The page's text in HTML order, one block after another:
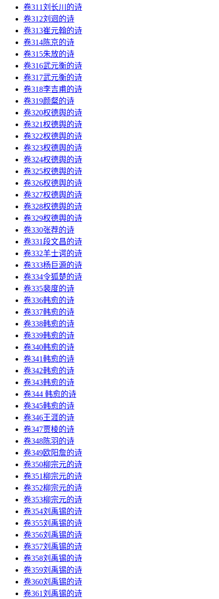
卷311刘长川的诗
卷312刘迥的诗
卷313崔元翰的诗
卷314陈京的诗
卷315朱放的诗
卷316武元衡的诗
卷317武元衡的诗
卷318李吉甫的诗
卷319颜粲的诗
卷320权德舆的诗
卷321权德舆的诗
卷322权德舆的诗
卷323权德舆的诗
卷324权德舆的诗
卷325权德舆的诗
卷326权德舆的诗
卷327权德舆的诗
卷328权德舆的诗
卷329权德舆的诗
卷330张荐的诗
卷331段文昌的诗
卷332羊士谔的诗
卷333杨巨源的诗
卷334令狐楚的诗
卷335裴度的诗
卷336韩愈的诗
卷337韩愈的诗
卷338韩愈的诗
卷339韩愈的诗
卷340韩愈的诗
卷341韩愈的诗
卷342韩愈的诗
卷343韩愈的诗
卷344 韩愈的诗
卷345韩愈的诗
卷346王涯的诗
卷347贾棱的诗
卷348陈羽的诗
卷349欧阳詹的诗
卷350柳宗元的诗
卷351柳宗元的诗
卷352柳宗元的诗
卷353柳宗元的诗
卷354刘禹锡的诗
卷355刘禹锡的诗
卷356刘禹锡的诗
卷357刘禹锡的诗
卷358刘禹锡的诗
卷359刘禹锡的诗
卷360刘禹锡的诗
卷361刘禹锡的诗